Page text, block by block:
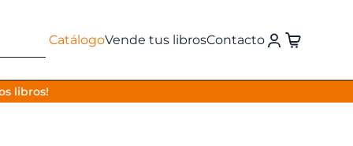
CatálogoVende tus librosContacto
libros!